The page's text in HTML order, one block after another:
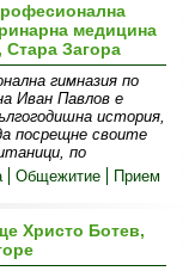
медицина
Загора
гимназия по
Иван Павлов е
история,
посрещне своите
по
Общежитие Прием
Христо Ботев,